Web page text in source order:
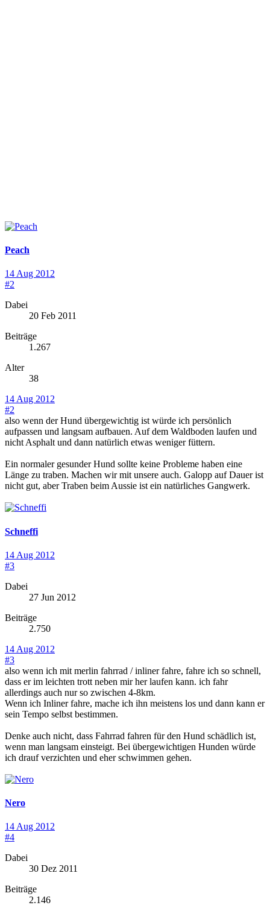
Peach
14 Aug 2012
#2
Dabei
20 Feb 2011
Beiträge
1.267
Alter
38
14 Aug 2012
#2
also wenn der Hund übergewichtig ist würde ich persönlich
aufpassen und langsam aufbauen. Auf dem Waldboden laufen und
nicht Asphalt und dann natürlich etwas weniger füttern.
Ein normaler gesunder Hund sollte keine Probleme haben eine
Länge zu traben. Machen wir mit unsere auch. Galopp auf Dauer ist
nicht gut, aber Traben beim Aussie ist ein natürliches Gangwerk.
Schneffi
14 Aug 2012
#3
Dabei
27 Jun 2012
Beiträge
2.750
14 Aug 2012
#3
also wenn ich mit merlin fahrrad / inliner fahre, fahre ich so schnell,
dass er im leichten trott neben mir her laufen kann. ich fahr
allerdings auch nur so zwischen 4-8km.
Wenn ich Inliner fahre, mache ich ihn meistens los und dann kann er
sein Tempo selbst bestimmen.
Denke auch nicht, dass Fahrrad fahren für den Hund schädlich ist,
wenn man langsam einsteigt. Bei übergewichtigen Hunden würde
ich drauf verzichten und eher schwimmen gehen.
Nero
14 Aug 2012
#4
Dabei
30 Dez 2011
Beiträge
2.146